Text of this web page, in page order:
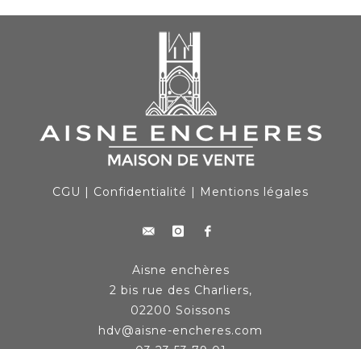
CGU Confidentialité Mentions légales
Aisne enchères
2 bis rue des Charliers,
02200 Soissons
hdv@aisne-encheres.com